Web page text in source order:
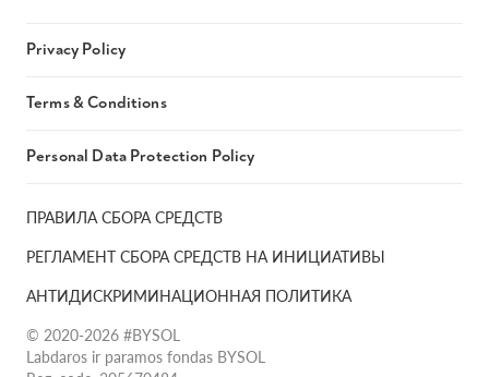
ПРАВИЛА СБОРА СРЕДСТВ
РЕГЛАМЕНТ СБОРА СРЕДСТВ НА ИНИЦИАТИВЫ
АНТИДИСКРИМИНАЦИОННАЯ ПОЛИТИКА
© 2020-2026 #BYSOL
Labdaros ir paramos fondas BYSOL
Privacy Policy
Terms & Conditions
Personal Data Protection Policy